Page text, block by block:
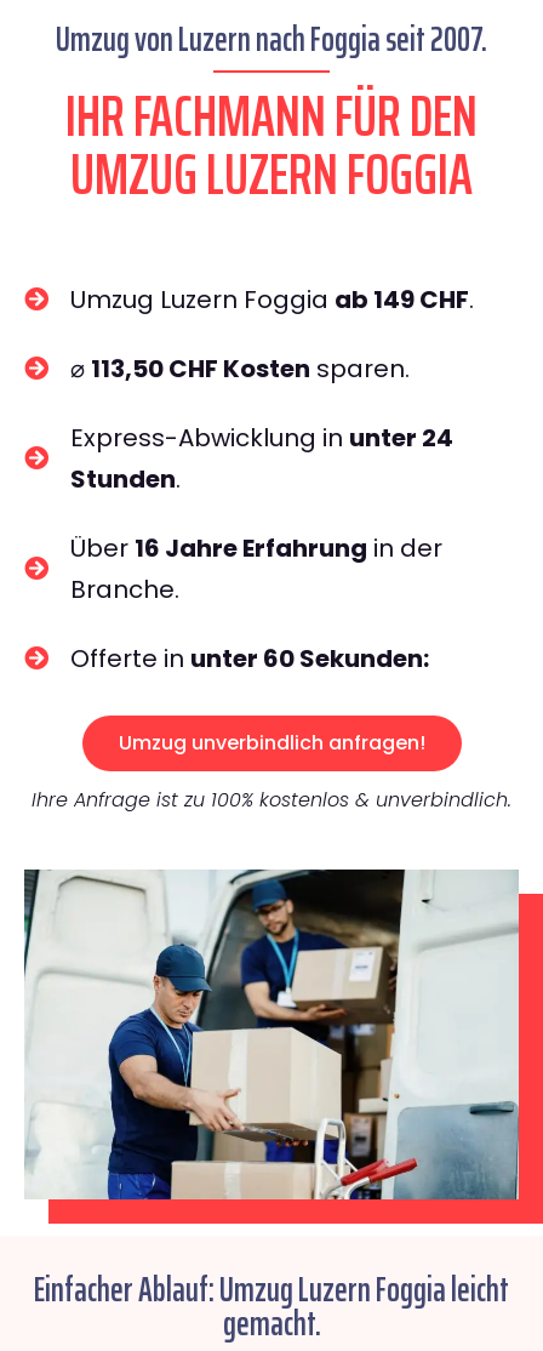
Umzug von Luzern nach Foggia seit 2007.
IHR FACHMANN FÜR DEN
UMZUG LUZERN FOGGIA
Umzug Luzern Foggia ab 149 CHF.
⌀ 113,50 CHF Kosten sparen.
Express-Abwicklung in unter 24
Stunden.
Über 16 Jahre Erfahrung in der
Branche.
Offerte in unter 60 Sekunden:
Umzug unverbindlich anfragen!
Ihre Anfrage ist zu 100% kostenlos & unverbindlich.
Einfacher Ablauf: Umzug Luzern Foggia leicht
gemacht.